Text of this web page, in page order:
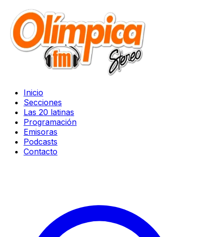
Inicio
Secciones
Las 20 latinas
Programación
Emisoras
Podcasts
Contacto